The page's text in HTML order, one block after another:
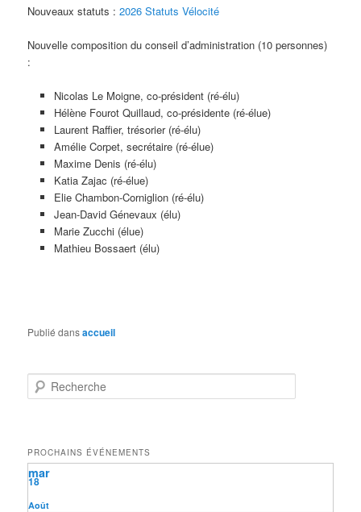
Nouveaux statuts :2026 Statuts Vélocité
Nouvelle composition du conseil d’administration (10 personnes)
:
Nicolas Le Moigne, co-président (ré-élu)
Hélène Fourot Quillaud, co-présidente (ré-élue)
Laurent Raffier, trésorier (ré-élu)
Amélie Corpet, secrétaire (ré-élue)
Maxime Denis (ré-élu)
Katia Zajac (ré-élue)
Elie Chambon-Corniglion (ré-élu)
Jean-David Génevaux (élu)
Marie Zucchi (élue)
Mathieu Bossaert (élu)
Publié dansaccueil
e
r
c
h
e
PROCHAINS ÉVÉNEMENTS
Août
18
mar